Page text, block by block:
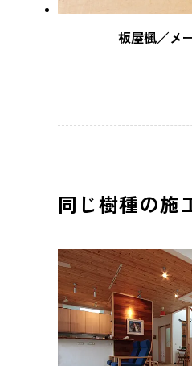
板屋楓／メ
同じ樹種の施